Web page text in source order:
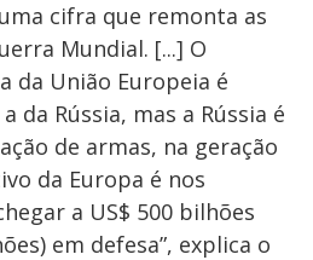
cifra que remonta as
Mundial. [...] O
da União Europeia é
da Rússia, mas a Rússia é
de armas, na geração
da Europa é nos
a US$ 500 bilhões
em defesa”, explica o